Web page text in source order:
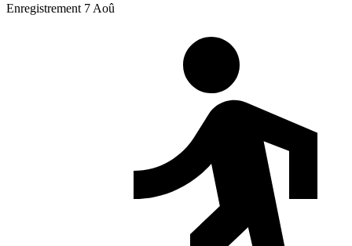
Enregistrement 7 Aoû